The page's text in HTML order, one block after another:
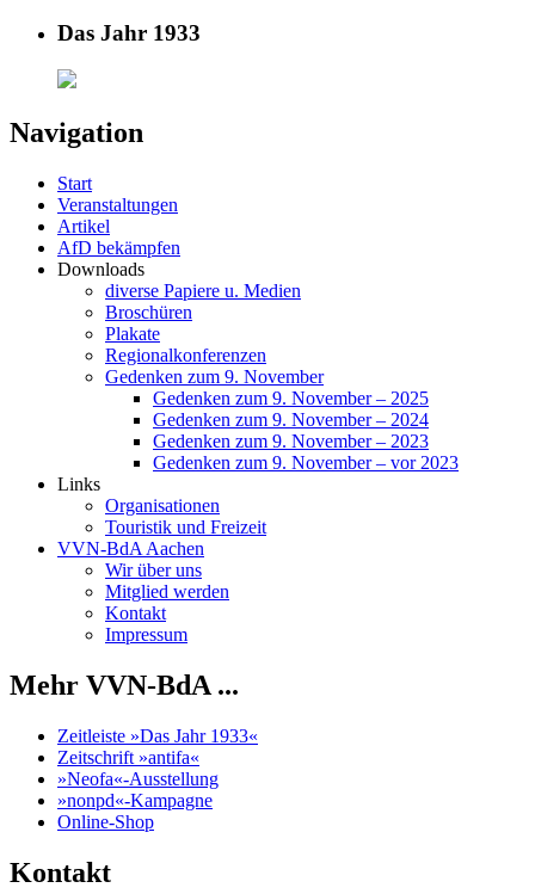
Das Jahr 1933
Navigation
Start
Veranstaltungen
Artikel
AfD bekämpfen
Downloads
diverse Papiere u. Medien
Broschüren
Plakate
Regionalkonferenzen
Gedenken zum 9. November
Gedenken zum 9. November – 2025
Gedenken zum 9. November – 2024
Gedenken zum 9. November – 2023
Gedenken zum 9. November – vor 2023
Links
Organisationen
Touristik und Freizeit
VVN-BdA Aachen
Wir über uns
Mitglied werden
Kontakt
Impressum
Mehr VVN-BdA ...
Zeitleiste »Das Jahr 1933«
Zeitschrift »antifa«
»Neofa«-Ausstellung
»nonpd«-Kampagne
Online-Shop
Kontakt